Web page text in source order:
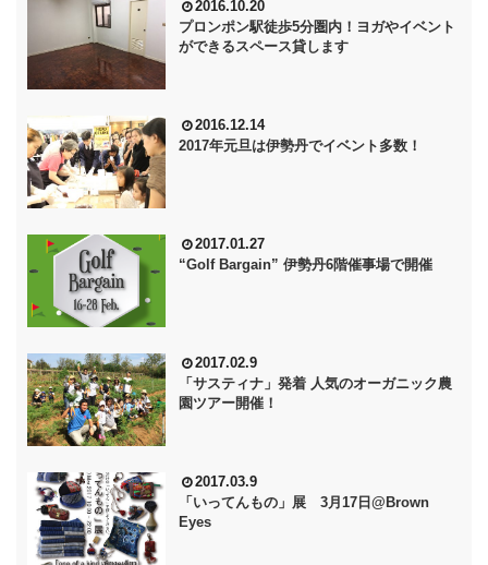
2016.10.20
プロンポン駅徒歩5分圏内！ヨガやイベント
ができるスペース貸します
2016.12.14
2017年元旦は伊勢丹でイベント多数！
2017.01.27
“Golf Bargain” 伊勢丹6階催事場で開催
2017.02.9
「サスティナ」発着 人気のオーガニック農
園ツアー開催！
2017.03.9
「いってんもの」展 3月17日@Brown
Eyes